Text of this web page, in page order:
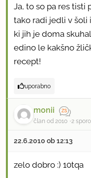
Ja, to so pa res tisti
tako radi jedli v šoli
ki jih je doma
edino le kakšno
recept!
uporabno
monii
član od 2010 2
22.6.2010 ob 12:13
zelo dobro :) 10tqa